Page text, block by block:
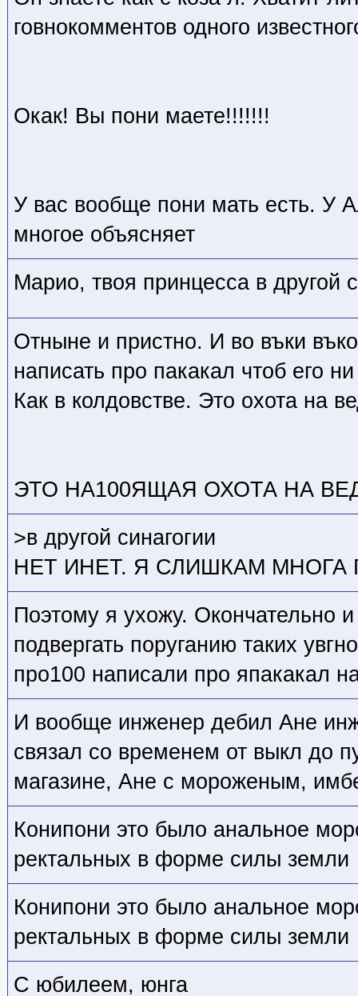
говнокомментов одного
Окак! Вы пони маете!!!!!!!
У вас вообще пони мать есть. У
многое объясняет
Марио, твоя принцесса в другой
Отныне и пристно. И во въки
написать про пакакал чтоб его
Как в колдовстве. Это охота на
ЭТО НА100ЯЩАЯ ОХОТА НА
>в другой синагогии
НЕТ ИНЕТ. Я СЛИШКАМ МНОГА
Поэтому я ухожу. Окончательно
подвергать поруганию таких
про100 написали про япакакал
И вообще инженер дебил Ане
связал со временем от выкл до
магазине, Ане с мороженым,
Конипони это было анальное
ректальных в форме силы земли
Конипони это было анальное
ректальных в форме силы земли
С юбилеем, юнга